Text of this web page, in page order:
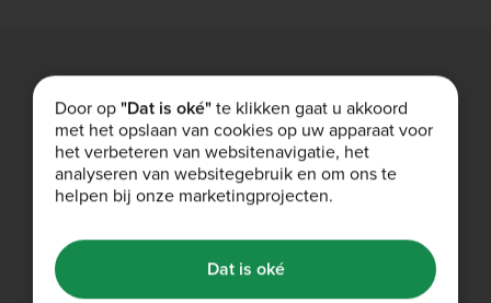
Gratis bezorging
Gratis bezorging voor bestellingen van meer dan € 40.
Shop Nu
Verwijzingsprogramma
Pak allebei voordeel
Door op"Dat is oké"te klikken gaat u akkoord
met het opslaan van cookies op uw apparaat voor
het verbeteren van websitenavigatie, het
analyseren van websitegebruik en om ons te
helpen bij onze marketingprojecten.
Dat is oké